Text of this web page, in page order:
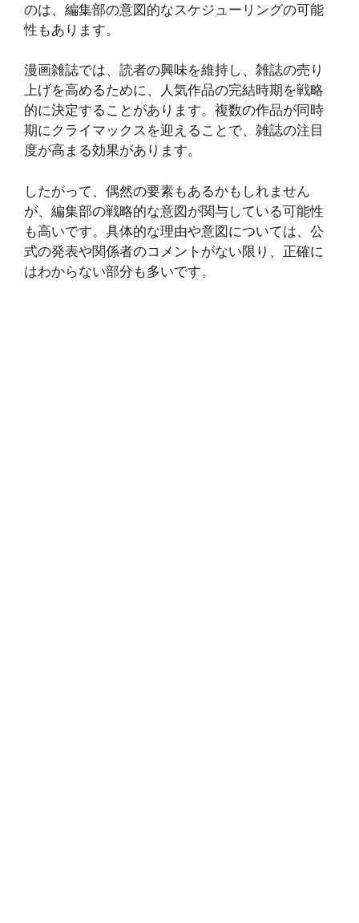
のは、編集部の意図的なスケジューリングの可能
性もあります。
漫画雑誌では、読者の興味を維持し、雑誌の売り
上げを高めるために、人気作品の完結時期を戦略
的に決定することがあります。複数の作品が同時
期にクライマックスを迎えることで、雑誌の注目
度が高まる効果があります。
したがって、偶然の要素もあるかもしれません
が、編集部の戦略的な意図が関与している可能性
も高いです。具体的な理由や意図については、公
式の発表や関係者のコメントがない限り、正確に
はわからない部分も多いです。